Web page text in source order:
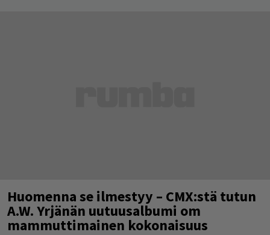
Huomenna se ilmestyy – CMX:stä tutun
A.W. Yrjänän uutuusalbumi om
mammuttimainen kokonaisuus